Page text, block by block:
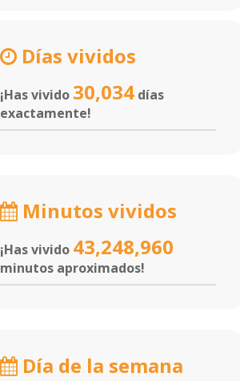
Días vividos
¡Has vivido 30,034 días
exactamente!
Minutos vividos
¡Has vivido 43,248,960
minutos aproximados!
Día de la semana